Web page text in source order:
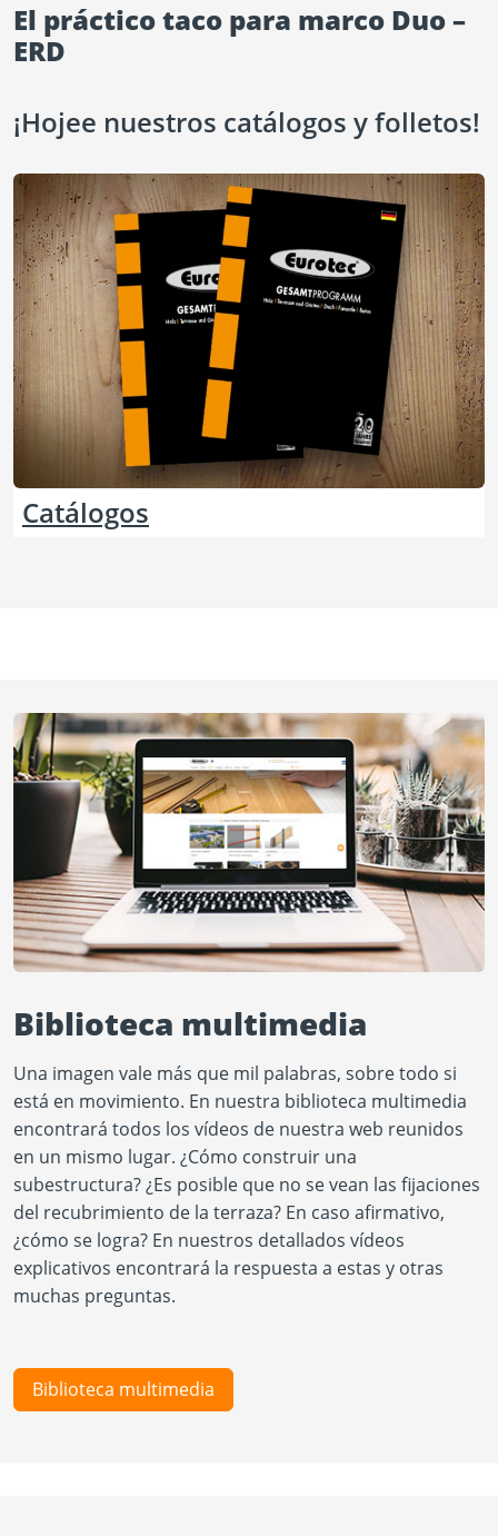
El práctico taco para marco Duo –
ERD
¡Hojee nuestros catálogos y folletos!
Catálogos
Biblioteca multimedia
Una imagen vale más que mil palabras, sobre todo si
está en movimiento. En nuestra biblioteca multimedia
encontrará todos los vídeos de nuestra web reunidos
en un mismo lugar. ¿Cómo construir una
subestructura? ¿Es posible que no se vean las fijaciones
del recubrimiento de la terraza? En caso afirmativo,
¿cómo se logra? En nuestros detallados vídeos
explicativos encontrará la respuesta a estas y otras
muchas preguntas.
Biblioteca multimedia